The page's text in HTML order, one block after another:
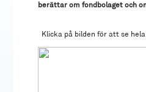
berättar om fondbolaget och
Klicka på bilden för att se